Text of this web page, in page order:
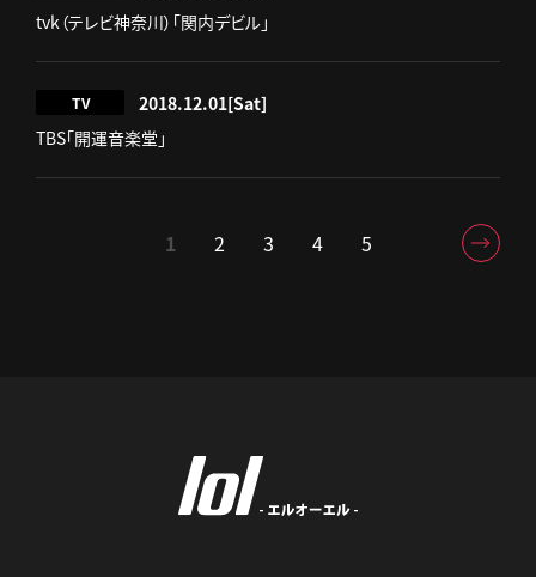
tvk（テレビ神奈川）「関内デビル」
TV 2018.12.01[Sat]
TBS「開運音楽堂」
1 2 3 4 5